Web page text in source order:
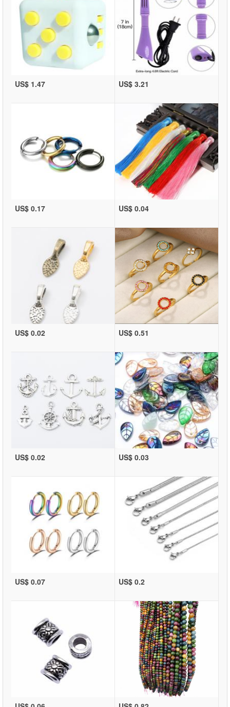
US$ 1.47 US$ 3.21
US$ 0.17 US$ 0.04
US$ 0.02 US$ 0.51
US$ 0.02 US$ 0.03
US$ 0.07 US$ 0.2